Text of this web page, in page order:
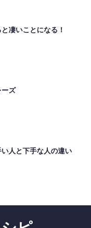
凄いことになる！
ーズ
人と下手な人の違い